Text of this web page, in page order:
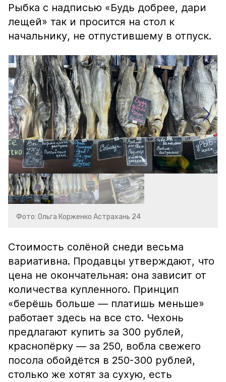
Рыбка с надписью «Будь добрее, дари
лещей» так и просится на стол к
начальнику, не отпустившему в отпуск.
Фото: Ольга Корженко Астрахань 24
Стоимость солёной снеди весьма
вариативна. Продавцы утверждают, что
цена не окончательная: она зависит от
количества купленного. Принцип
«берёшь больше — платишь меньше»
работает здесь на все сто. Чехонь
предлагают купить за 300 рублей,
краснопёрку — за 250, вобла свежего
посола обойдётся в 250-300 рублей,
столько же хотят за сухую, есть